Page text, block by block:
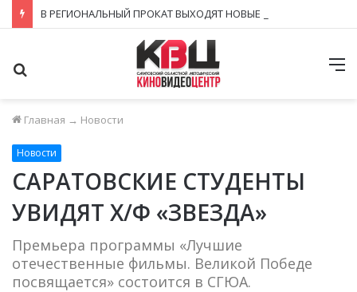
Главная → Новости
Новости
САРАТОВСКИЕ СТУДЕНТЫ
УВИДЯТ Х/Ф «ЗВЕЗДА»
Премьера программы «Лучшие
отечественные фильмы. Великой Победе
посвящается» состоится в СГЮА.